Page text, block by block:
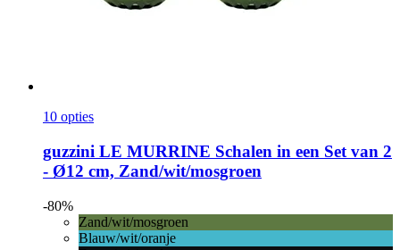
10 opties
guzzini LE MURRINE Schalen in een Set van 2
-​ Ø12 cm, Zand/wit/mosgroen
-80%
Zand/wit/mosgroen
Blauw/wit/oranje